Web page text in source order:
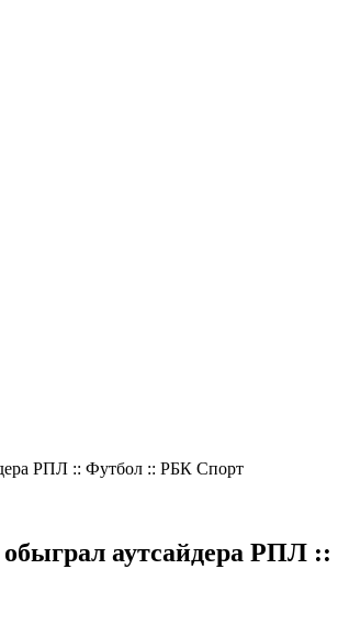
РПЛ :: Футбол :: РБК Спорт
аутсайдера РПЛ